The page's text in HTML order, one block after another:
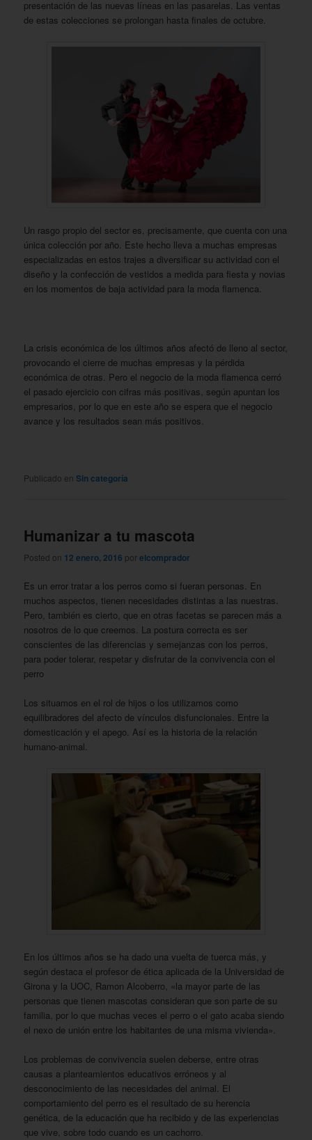
presentación de las nuevas líneas en las pasarelas. Las ventas
de estas colecciones se prolongan hasta finales de octubre.
Un rasgo propio del sector es, precisamente, que cuenta con una
única colección por año. Este hecho lleva a muchas empresas
especializadas en estos trajes a diversificar su actividad con el
diseño y la confección de vestidos a medida para fiesta y novias
en los momentos de baja actividad para la moda flamenca.
La crisis económica de los últimos años afectó de lleno al sector,
provocando el cierre de muchas empresas y la pérdida
económica de otras. Pero el negocio de la moda flamenca cerró
el pasado ejercicio con cifras más positivas, según apuntan los
empresarios, por lo que en este año se espera que el negocio
avance y los resultados sean más positivos.
Publicado en Sin categoría
Humanizar a tu mascota
Posted on 12 enero, 2016 porelcomprador
Es un error tratar a los perros como si fueran personas. En
muchos aspectos, tienen necesidades distintas a las nuestras.
Pero, también es cierto, que en otras facetas se parecen más a
nosotros de lo que creemos. La postura correcta es ser
conscientes de las diferencias y semejanzas con los perros,
para poder tolerar, respetar y disfrutar de la convivencia con el
perro
Los situamos en el rol de hijos o los utilizamos como
equilibradores del afecto de vínculos disfuncionales. Entre la
domesticación y el apego. Así es la historia de la relación
humano-animal.
En los últimos años se ha dado una vuelta de tuerca más, y
según destaca el profesor de ética aplicada de la Universidad de
Girona y la UOC, Ramon Alcoberro, «la mayor parte de las
personas que tienen mascotas consideran que son parte de su
familia, por lo que muchas veces el perro o el gato acaba siendo
el nexo de unión entre los habitantes de una misma vivienda».
Los problemas de convivencia suelen deberse, entre otras
causas a planteamientos educativos erróneos y al
desconocimiento de las necesidades del animal. El
comportamiento del perro es el resultado de su herencia
genética, de la educación que ha recibido y de las experiencias
que vive, sobre todo cuando es un cachorro.